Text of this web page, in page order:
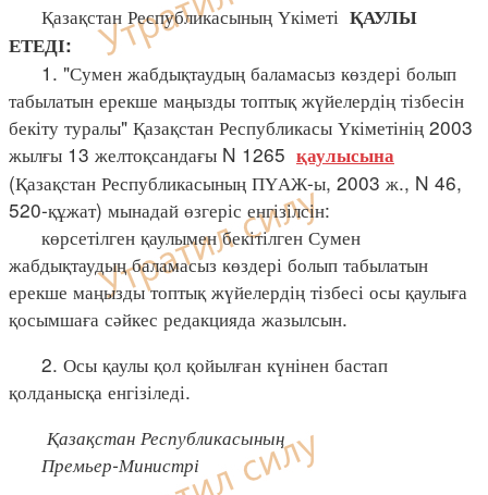
Қазақстан Республикасының Үкіметі ҚАУЛЫ
ЕТЕДІ:
1. "Сумен жабдықтаудың баламасыз көздері болып
табылатын ерекше маңызды топтық жүйелердің тізбесін
бекіту туралы" Қазақстан Республикасы Үкіметінің 2003
жылғы 13 желтоқсандағы N 1265 қаулысына
(Қазақстан Республикасының ПҮАЖ-ы, 2003 ж., N 46,
520-құжат) мынадай өзгеріс енгізілсін:
көрсетілген қаулымен бекітілген Сумен
жабдықтаудың баламасыз көздері болып табылатын
ерекше маңызды топтық жүйелердің тізбесі осы қаулыға
қосымшаға сәйкес редакцияда жазылсын.
2. Осы қаулы қол қойылған күнінен бастап
қолданысқа енгізіледі.
Қазақстан Республикасының
Премьер-Министрі